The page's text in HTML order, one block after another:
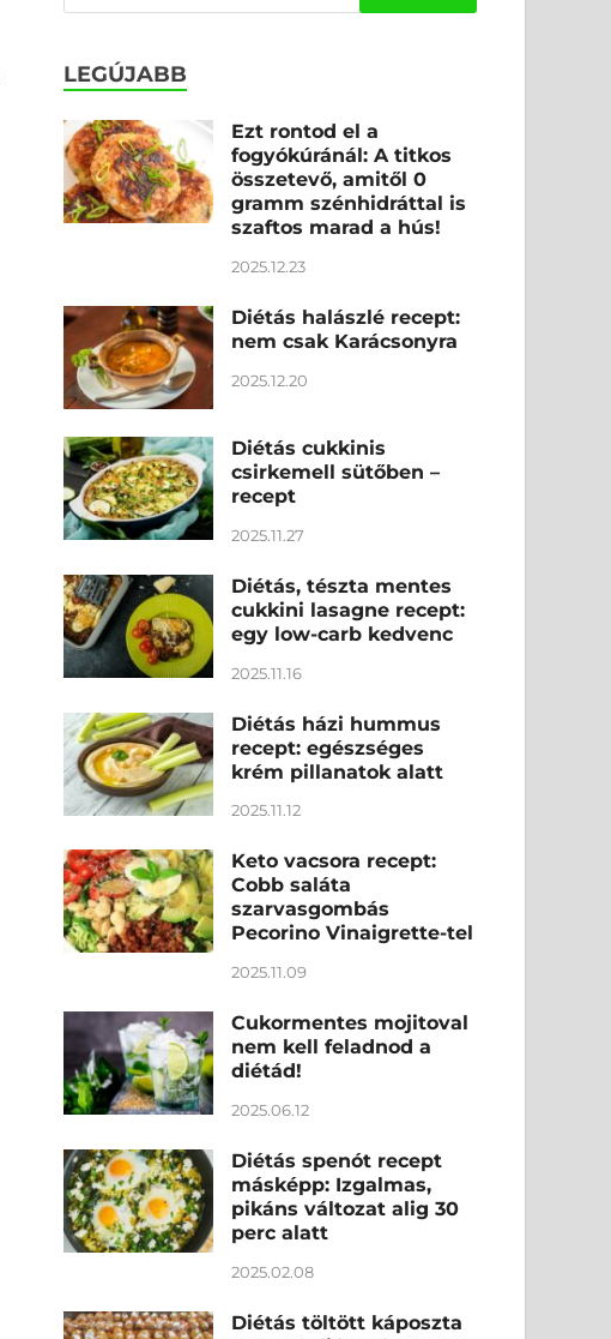
LEGÚJABB
Ezt rontod el a
fogyókúránál: A titkos
összetevő, amitől 0
gramm szénhidráttal is
szaftos marad a hús!
2025.12.23
Diétás halászlé recept:
nem csak Karácsonyra
2025.12.20
Diétás cukkinis
csirkemell sütőben –
recept
2025.11.27
Diétás, tészta mentes
cukkini lasagne recept:
egy low-carb kedvenc
2025.11.16
Diétás házi hummus
recept: egészséges
krém pillanatok alatt
2025.11.12
Keto vacsora recept:
Cobb saláta
szarvasgombás
Pecorino Vinaigrette-tel
2025.11.09
Cukormentes mojitoval
nem kell feladnod a
diétád!
2025.06.12
Diétás spenót recept
másképp: Izgalmas,
pikáns változat alig 30
perc alatt
2025.02.08
Diétás töltött káposzta